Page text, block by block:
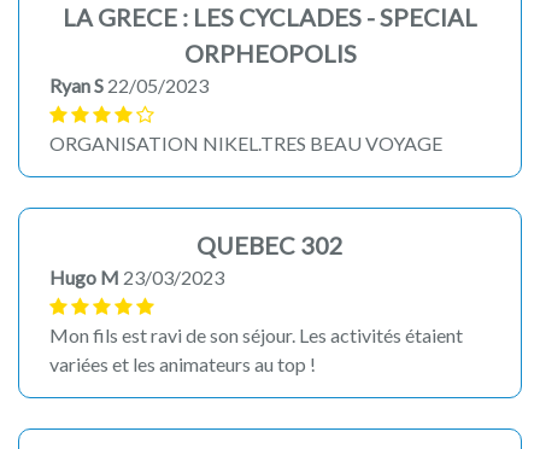
LA GRECE : LES CYCLADES - SPECIAL
ORPHEOPOLIS
Ryan S 22/05/2023
ORGANISATION NIKEL.TRES BEAU VOYAGE
QUEBEC 302
Hugo M 23/03/2023
Mon fils est ravi de son séjour. Les activités étaient
variées et les animateurs au top !